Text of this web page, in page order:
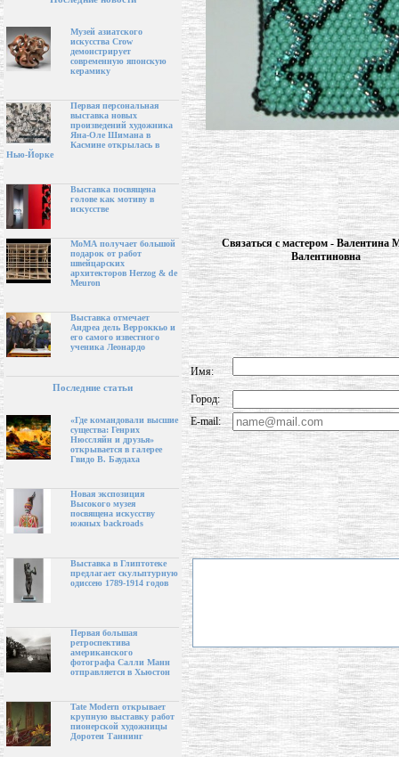
Музей азиатского
искусства Crow
демонстрирует
современную японскую
керамику
Первая персональная
выставка новых
произведений художника
Яна-Оле Шимана в
Касмине открылась в
Нью-Йорке
Выставка посвящена
голове как мотиву в
искусстве
МоМА получает большой
подарок от работ
швейцарских
архитекторов Herzog & de
Meuron
Выставка отмечает
Андреа дель Верроккьо и
его самого известного
ученика Леонардо
Последние статьи
«Где командовали высшие
существа: Генрих
Нюссляйн и друзья»
открывается в галерее
Гвидо В. Баудаха
Новая экспозиция
Высокого музея
посвящена искусству
южных backroads
Выставка в Глиптотеке
предлагает скульптурную
одиссею 1789-1914 годов
Первая большая
ретроспектива
американского
фотографа Салли Манн
отправляется в Хьюстон
Tate Modern открывает
крупную выставку работ
пионерской художницы
Доротеи Таннинг
Связаться с мастером - Валентина
Валентиновна
Имя:
Город:
E-mail: